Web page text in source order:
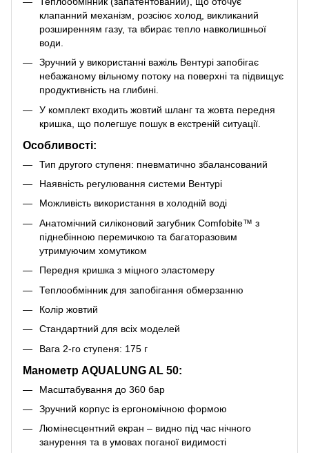
клапанний механізм, розсіює холод, викликаний
розширенням газу, та вбирає тепло навколишньої
води.
Зручний у використанні важіль Вентурі запобігає
небажаному вільному потоку на поверхні та підвищує
продуктивність на глибині.
У комплект входить жовтий шланг та жовта передня
кришка, що полегшує пошук в екстреній ситуації.
Особливості:
Тип другого ступеня: пневматично збалансований
Наявність регулювання системи Вентурі
Можливість використання в холодній воді
Анатомічний силіконовий загубник Comfobite™ з
піднебінною перемичкою та багаторазовим
утримуючим хомутиком
Передня кришка з міцного эластомеру
Теплообмінник для запобігання обмерзанню
Колір жовтий
Стандартний для всіх моделей
Вага 2-го ступеня: 175 г
Манометр AQUALUNG AL 50:
Масштабування до 360 бар
Зручний корпус із ергономічною формою
Люмінесцентний екран – видно під час нічного
занурення та в умовах поганої видимості